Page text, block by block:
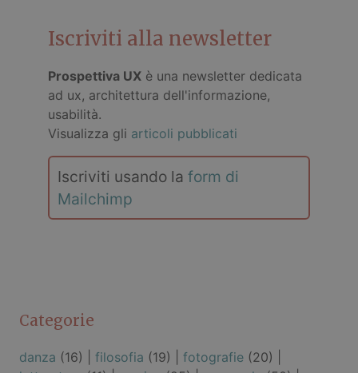
Iscriviti alla newsletter
Prospettiva UX è una newsletter dedicata
ad ux, architettura dell'informazione,
usabilità.
Visualizza gli articoli pubblicati
Iscriviti usando la form di
Mailchimp
Categorie
danza (16) | filosofia (19) | fotografie (20) |